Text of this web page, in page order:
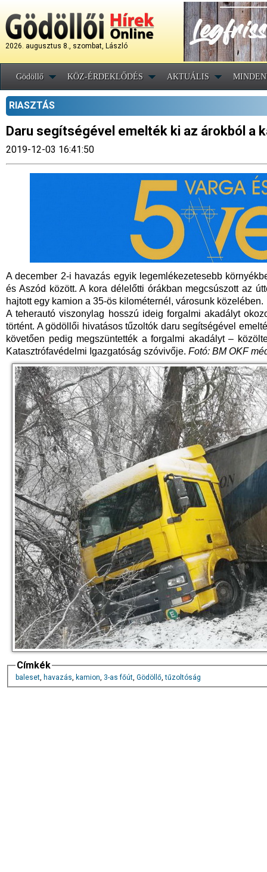
2026. augusztus 8., szombat, László
Gödöllő KÖZ-ÉRDEKLŐDÉS AKTUÁLIS
RIASZTÁS
Daru segítségével emelték ki az árokból a
2019-12-03 16:41:50
A december 2-i havazás egyik legemlékezetesebb
és Aszód között. A kora délelőtti órákban megcsúszott az
hajtott egy kamion a 35-ös kilométernél, városunk közelében.
A teherautó viszonylag hosszú ideig forgalmi akadályt
történt. A gödöllői hivatásos tűzoltók daru segítségével
követően pedig megszüntették a forgalmi akadályt –
Katasztrófavédelmi Igazgatóság szóvivője. Fotó: BM OKF
Címkék
baleset, havazás, kamion, 3-as főút, Gödöllő,tűzoltóság